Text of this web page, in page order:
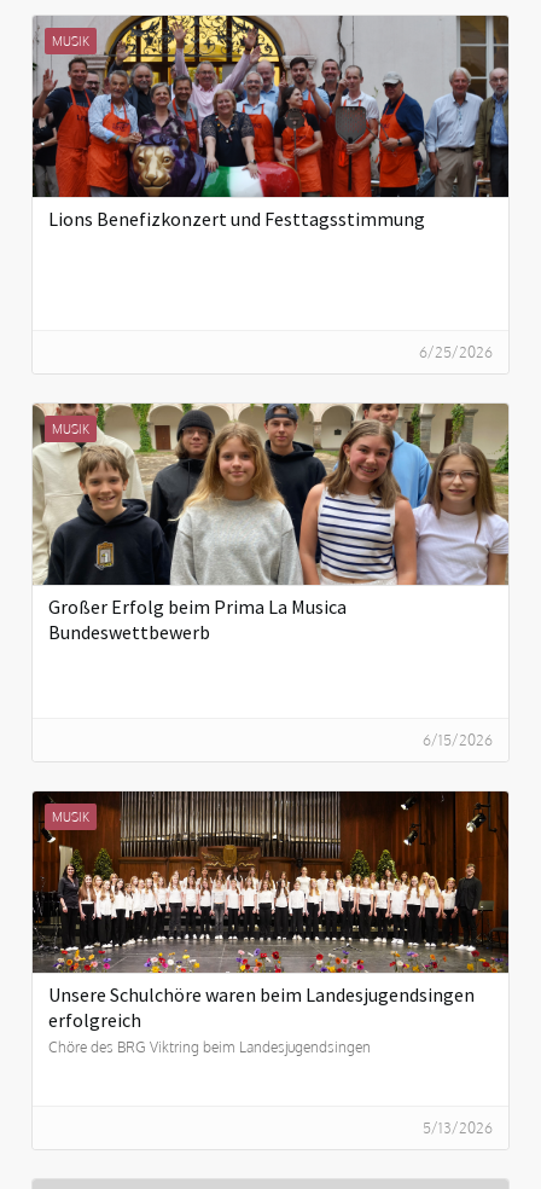
MUSIK
Lions Benefizkonzert und Festtagsstimmung
6/25/2026
MUSIK
Großer Erfolg beim Prima La Musica
Bundeswettbewerb
6/15/2026
MUSIK
Unsere Schulchöre waren beim Landesjugendsingen
erfolgreich
Chöre des BRG Viktring beim Landesjugendsingen
5/13/2026